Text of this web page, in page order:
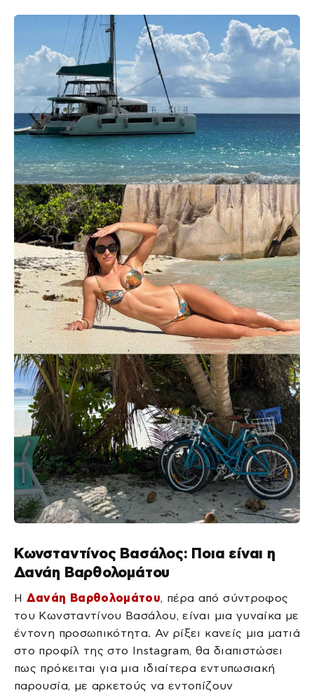
Κωνσταντίνος Βασάλος: Ποια είναι η
Δανάη Βαρθολομάτου
Η Δανάη Βαρθολομάτου, πέρα από σύντροφος
του Κωνσταντίνου Βασάλου, είναι μια γυναίκα με
έντονη προσωπικότητα. Αν ρίξει κανείς μια ματιά
στο προφίλ της στο Instagram, θα διαπιστώσει
πως πρόκειται για μια ιδιαίτερα εντυπωσιακή
παρουσία, με αρκετούς να εντοπίζουν